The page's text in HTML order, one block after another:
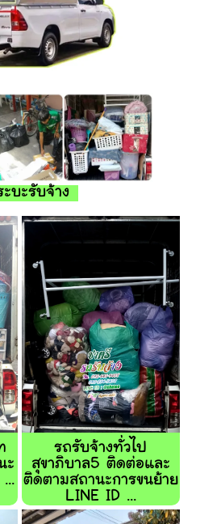
บะรับจ้าง
ะ
รถรับจ้างทั่วไป
สุขาภิบาล5 ติดต่อและ
ติดตามสถานะการขนย้าย
LINE ID ...